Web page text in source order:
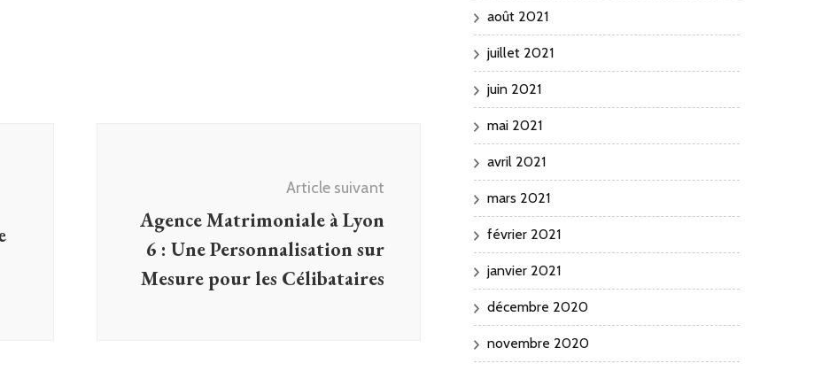
Article suivant
Agence Matrimoniale à Lyon
6 : Une Personnalisation sur
Mesure pour les Célibataires
août 2021
juillet 2021
juin 2021
mai 2021
avril 2021
mars 2021
février 2021
janvier 2021
décembre 2020
novembre 2020